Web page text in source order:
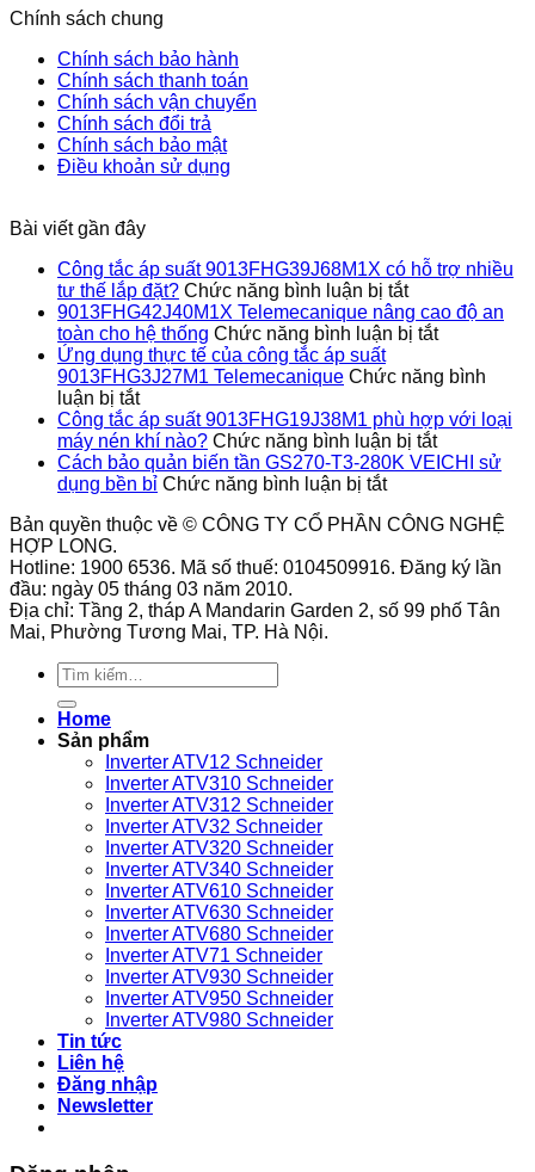
Chính sách chung
Chính sách bảo hành
Chính sách thanh toán
Chính sách vận chuyển
Chính sách đổi trả
Chính sách bảo mật
Điều khoản sử dụng
Bài viết gần đây
Công tắc áp suất 9013FHG39J68M1X có hỗ trợ nhiều
tư thế lắp đặt? Chức năng bình luận bị tắtở
Công
tắc
suất
có
hỗ
trợ
thế
đặt?
9013FHG42J40M1X Telemecanique nâng cao độ an
toàn cho hệ thống Chức năng bình luận bị tắtở
cao
độ
an
hệ
Ứng dụng thực tế của công tắc áp suất
9013FHG3J27M1 Telemecanique Chức năng bình
luận bị tắtở
Ứng
dụng
thực
tế
công
áp
suất
9013FHG3J27M1
Telemecanique
Công tắc áp suất 9013FHG19J38M1 phù hợp với loại
máy nén khí nào? Chức năng bình luận bị tắtở
Công
suất
phù
với
Cách bảo quản biến tần GS270-T3-280K VEICHI sử
dụng bền bỉ Chức năng bình luận bị tắtở
bảo
biến
GS270-
Bản quyền thuộc về © CÔNG TY CỔ PHẦN CÔNG NGHỆ
HỢP LONG.
Hotline: 1900 6536. Mã số thuế: 0104509916. Đăng ký lần
đầu: ngày 05 tháng 03 năm 2010.
Địa chỉ: Tầng 2, tháp A Mandarin Garden 2, số 99 phố Tân
Mai, Phường Tương Mai, TP. Hà Nội.
Tìm
kiếm:
Home
Sản phẩm
Inverter ATV12 Schneider
Inverter ATV310 Schneider
Inverter ATV312 Schneider
Inverter ATV32 Schneider
Inverter ATV320 Schneider
Inverter ATV340 Schneider
Inverter ATV610 Schneider
Inverter ATV630 Schneider
Inverter ATV680 Schneider
Inverter ATV71 Schneider
Inverter ATV930 Schneider
Inverter ATV950 Schneider
Inverter ATV980 Schneider
Tin tức
Liên hệ
Đăng nhập
Newsletter